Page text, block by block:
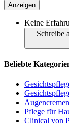
Anzeigen
Keine
Schreibe
Beliebte
Augencremen
Pflege für
Clinical von